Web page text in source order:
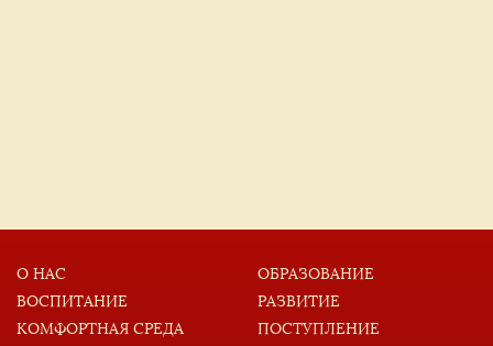
О НАС
ОБРАЗОВАНИЕ
ВОСПИТАНИЕ
РАЗВИТИЕ
КОМФОРТНАЯ СРЕДА
ПОСТУПЛЕНИЕ